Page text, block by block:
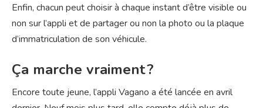
Enfin, chacun peut choisir à chaque instant d’être visible ou
non sur l’appli et de partager ou non la photo ou la plaque
d’immatriculation de son véhicule.
Ça marche vraiment ?
Encore toute jeune, l’appli Vagano a été lancée en avril